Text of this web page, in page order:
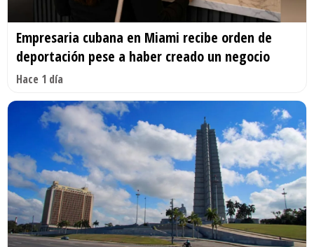
Empresaria cubana en Miami recibe orden de
deportación pese a haber creado un negocio
Hace 1 día